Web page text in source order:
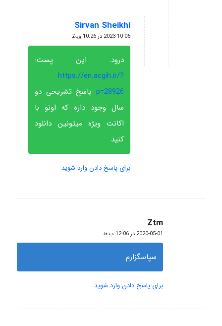
Sirvan Sheikhi
گفته:
2023-10-06 در 10:26 ق.ظ
درود. این پست:
https://en.acgih.ir/?
p=28926پاسخ تشریحی دو
سال وجود داره که اونو با
اکانت ویژه میتونین دانلود
کنید
برای پاسخ دادن وارد شوید
Ztm
گفته:
2020-05-01 در 12:06 ب.ظ
سپاسگزارم
برای پاسخ دادن وارد شوید